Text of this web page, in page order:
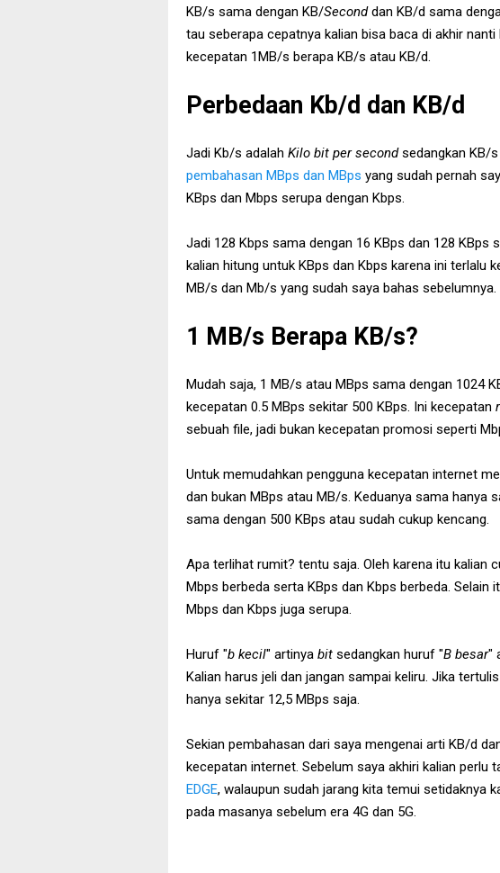
KB/s sama dengan KB/Seconddan KB/d sama
tau seberapa cepatnya kalian bisa baca di akhir
kecepatan 1MB/s berapa KB/s atau KB/d.
Perbedaan Kb/d dan KB/d
Jadi Kb/s adalah Kilo bit per secondsedangkan KB/s
pembahasan MBps dan MBps yang sudah pernah
KBps dan Mbps serupa dengan Kbps.
Jadi 128 Kbps sama dengan 16 KBps dan 128 KBps
kalian hitung untuk KBps dan Kbps karena ini terlalu
MB/s dan Mb/s yang sudah saya bahas sebelumnya.
1 MB/s Berapa KB/s?
Mudah saja, 1 MB/s atau MBps sama dengan 1024
kecepatan 0.5 MBps sekitar 500 KBps. Ini kecepatan
sebuah file, jadi bukan kecepatan promosi seperti
Untuk memudahkan pengguna kecepatan internet
dan bukan MBps atau MB/s. Keduanya sama hanya
sama dengan 500 KBps atau sudah cukup kencang.
Apa terlihat rumit? tentu saja. Oleh karena itu kalian
Mbps berbeda serta KBps dan Kbps berbeda. Selain
Mbps dan Kbps juga serupa.
Huruf "b kecil" artinya bit sedangkan huruf "B besar"
Kalian harus jeli dan jangan sampai keliru. Jika
hanya sekitar 12,5 MBps saja.
Sekian pembahasan dari saya mengenai arti KB/d
kecepatan internet. Sebelum saya akhiri kalian perlu
EDGE, walaupun sudah jarang kita temui setidaknya
pada masanya sebelum era 4G dan 5G.